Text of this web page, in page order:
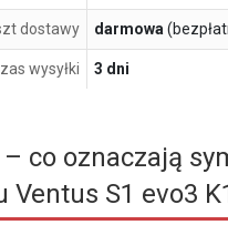
dostawy darmowa
wysyłki 3 dni
– co oznaczają
Ventus S1 evo3